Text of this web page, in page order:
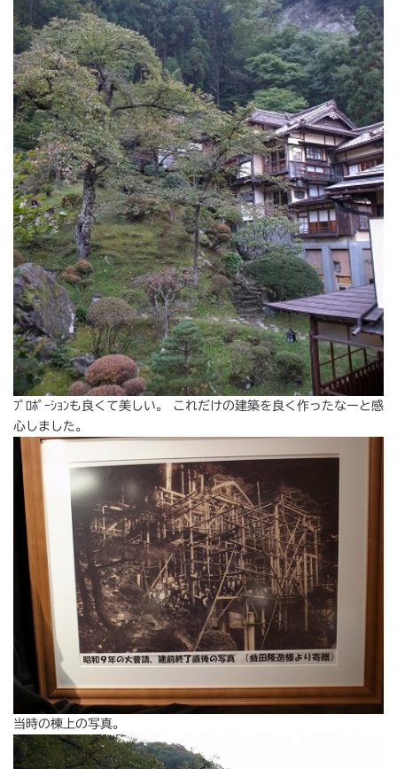
ﾌﾟﾛﾎﾟｰｼｮﾝも良くて美しい。 これだけの建築を良く作ったなーと感
心しました。
当時の棟上の写真。